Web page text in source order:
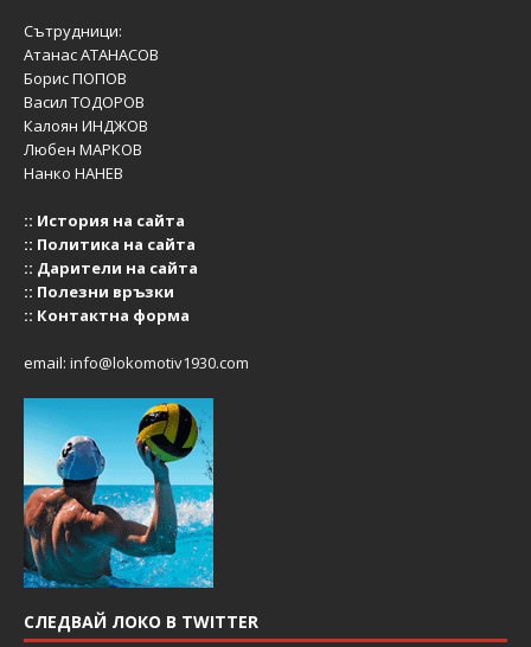
Сътрудници:
Атанас АТАНАСОВ
Борис ПОПОВ
Васил ТОДОРОВ
Калоян ИНДЖОВ
Любен МАРКОВ
Нанко НАНЕВ
:: История на сайта
:: Политика на сайта
:: Дарители на сайта
:: Полезни връзки
:: Контактна форма
email: info@lokomotiv1930.com
СЛЕДВАЙ ЛОКО В TWITTER